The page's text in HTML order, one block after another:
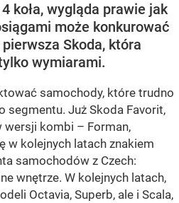
koła, wygląda prawie jak
może konkurować
Skoda, która
wymiarami.
samochody, które trudno
segmentu. Już Skoda Favorit,
wersji kombi – Forman,
w kolejnych latach znakiem
samochodów z Czech:
wnętrze. W kolejnych latach,
Octavia, Superb, ale i Scala,